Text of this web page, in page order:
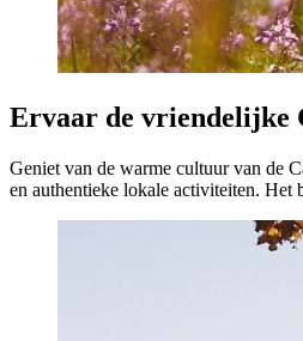
Ervaar de vriendelijke
Geniet van de warme cultuur van de
en authentieke lokale activiteiten. Het